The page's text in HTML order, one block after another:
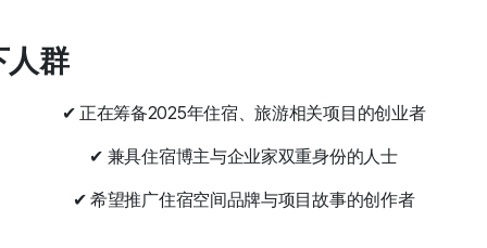
人群
✔ 正在筹备2025年住宿、旅游相关项目的创业者
✔ 兼具住宿博主与企业家双重身份的人士
✔ 希望推广住宿空间品牌与项目故事的创作者